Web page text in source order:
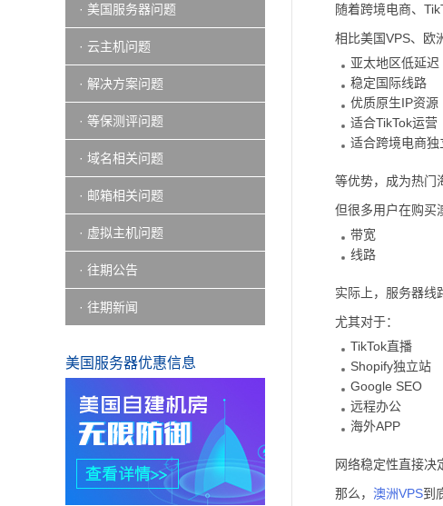
· 美国服务器问题
· 云主机问题
· 解决方案问题
· 等保测评问题
· 域名相关问题
· 邮箱相关问题
· 虚拟主机问题
· 往期公告
· 往期新闻
美国服务器优惠信息
随着跨境电商、
相比美国VPS、欧
亚太地区低延迟
稳定国际线路
优质原生IP资源
适合TikTok运营
适合跨境电商独
等优势，成为热门
但很多用户在购买
带宽
线路
实际上，服务器线
尤其对于：
TikTok直播
Shopify独立站
Google SEO
远程办公
海外APP
网络稳定性直接决
那么， 澳洲VPS到